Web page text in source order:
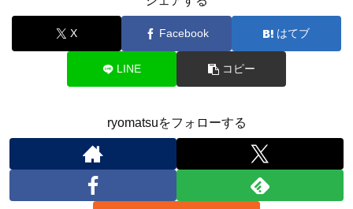
X Facebook はてブ
LINE コピー
ryomatsuをフォローする